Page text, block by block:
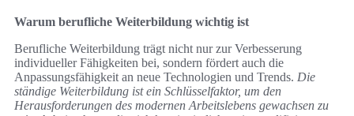
Warum berufliche Weiterbildung wichtig ist
Berufliche Weiterbildung trägt nicht nur zur Verbesserung
individueller Fähigkeiten bei, sondern fördert auch die
Anpassungsfähigkeit an neue Technologien und Trends. Die
ständige Weiterbildung ist ein Schlüsselfaktor, um den
Herausforderungen des modernen Arbeitslebens gewachsen zu